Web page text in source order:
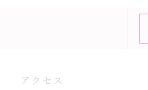
アクセス